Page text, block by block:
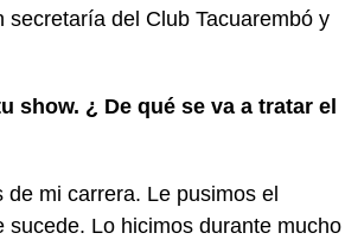
del Club Tacuarembó y
show. ¿ De qué se va a tratar el
mi carrera. Le pusimos el
sucede. Lo hicimos durante mucho